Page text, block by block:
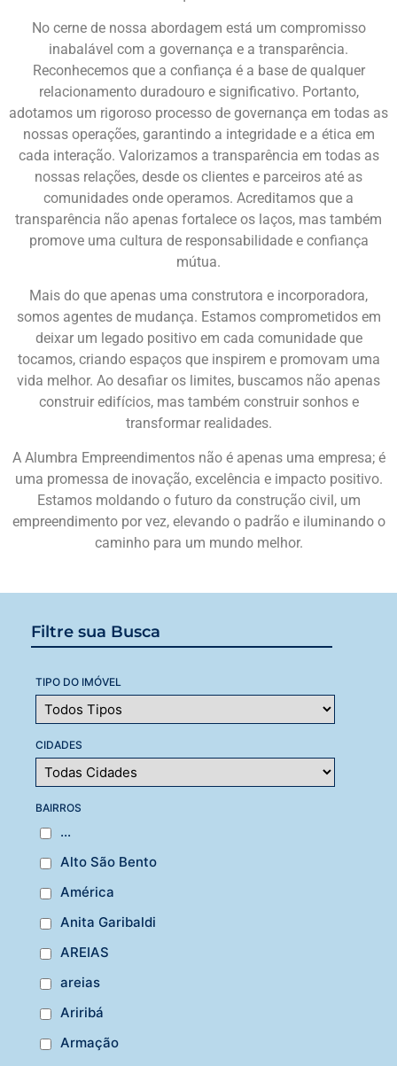
Filtre sua Busca
TIPO DO IMÓVEL
CIDADES
BAIRROS
...
Alto São Bento
América
Anita Garibaldi
AREIAS
areias
Ariribá
Armação
No cerne de nossa abordagem está um compromisso
inabalável com a governança e a transparência.
Reconhecemos que a confiança é a base de qualquer
relacionamento duradouro e significativo. Portanto,
adotamos um rigoroso processo de governança em todas as
nossas operações, garantindo a integridade e a ética em
cada interação. Valorizamos a transparência em todas as
nossas relações, desde os clientes e parceiros até as
comunidades onde operamos. Acreditamos que a
transparência não apenas fortalece os laços, mas também
promove uma cultura de responsabilidade e confiança
mútua.
Mais do que apenas uma construtora e incorporadora,
somos agentes de mudança. Estamos comprometidos em
deixar um legado positivo em cada comunidade que
tocamos, criando espaços que inspirem e promovam uma
vida melhor. Ao desafiar os limites, buscamos não apenas
construir edifícios, mas também construir sonhos e
transformar realidades.
A Alumbra Empreendimentos não é apenas uma empresa; é
uma promessa de inovação, excelência e impacto positivo.
Estamos moldando o futuro da construção civil, um
empreendimento por vez, elevando o padrão e iluminando o
caminho para um mundo melhor.